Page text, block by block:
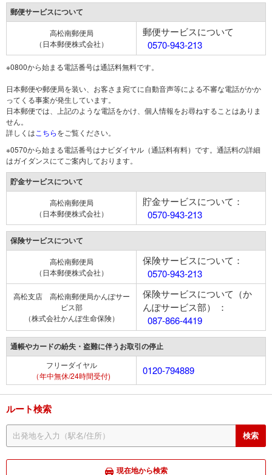
郵便サービスについて
高松南郵便局
（日本郵便株式会社）
郵便サービスについて
0570-943-213
※0800から始まる電話番号は通話料無料です。
日本郵便や郵便局を装い、お客さま宛てに自動音声等による不審な電話がかか
ってくる事案が発生しています。
日本郵便では、上記のような電話をかけ、個人情報をお尋ねすることはありま
せん。
詳しくは こちらをご覧ください。
※0570から始まる電話番号はナビダイヤル（通話料有料）です。通話料の詳細
はガイダンスにてご案内しております。
貯金サービスについて
高松南郵便局
（日本郵便株式会社）
貯金サービスについて：
0570-943-213
保険サービスについて
高松南郵便局
（日本郵便株式会社）
保険サービスについて：
0570-943-213
高松支店 高松南郵便局かんぽサー
ビス部
（株式会社かんぽ生命保険）
保険サービスについて（か
んぽサービス部） ：
087-866-4419
通帳やカードの紛失・盗難に伴うお取引の停止
フリーダイヤル
（年中無休/24時間受付)
0120-794889
ルート検索
現在地から検索